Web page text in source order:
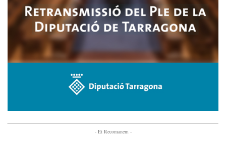
- Et Recomanem -